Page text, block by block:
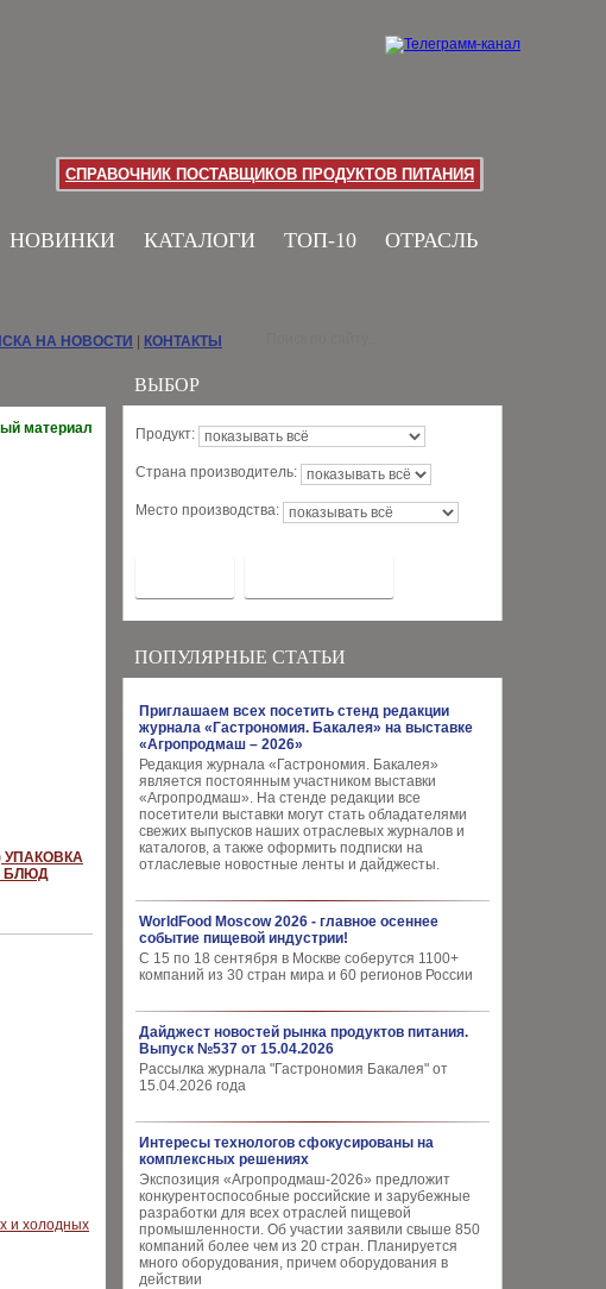
СПРАВОЧНИК ПОСТАВЩИКОВ ПРОДУКТОВ ПИТАНИЯ
НОВИНКИ КАТАЛОГИ ТОП-10 ОТРАСЛЬ
ВЫБОР
Продукт:
Страна производитель:
Место производства:
ПОПУЛЯРНЫЕ СТАТЬИ
Приглашаем всех посетить стенд редакции
журнала «Гастрономия. Бакалея» на выставке
«Агропродмаш – 2026»
Редакция журнала «Гастрономия. Бакалея»
является постоянным участником выставки
«Агропродмаш». На стенде редакции все
посетители выставки могут стать обладателями
свежих выпусков наших отраслевых журналов и
каталогов, а также оформить подписки на
отласлевые новостные ленты и дайджесты.
WorldFood Moscow 2026 - главное осеннее
событие пищевой индустрии!
С 15 по 18 сентября в Москве соберутся 1100+
компаний из 30 стран мира и 60 регионов России
Дайджест новостей рынка продуктов питания.
Выпуск №537 от 15.04.2026
Рассылка журнала "Гастрономия Бакалея" от
15.04.2026 года
Интересы технологов сфокусированы на
комплексных решениях
Экспозиция «Агропродмаш-2026» предложит
конкурентоспособные российские и зарубежные
разработки для всех отраслей пищевой
промышленности. Об участии заявили свыше 850
компаний более чем из 20 стран. Планируется
много оборудования, причем оборудования в
действии
НА НОВОСТИ КОНТАКТЫ
материал
УПАКОВКА
БЛЮД